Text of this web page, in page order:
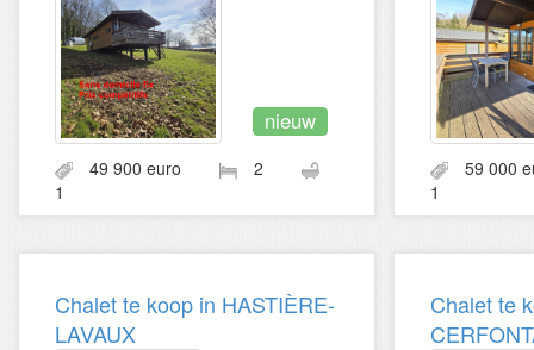
nieuw
49 900 euro
2
1
59
1
Chalet te koop in HASTIÈRE-
LAVAUX
Chalet te